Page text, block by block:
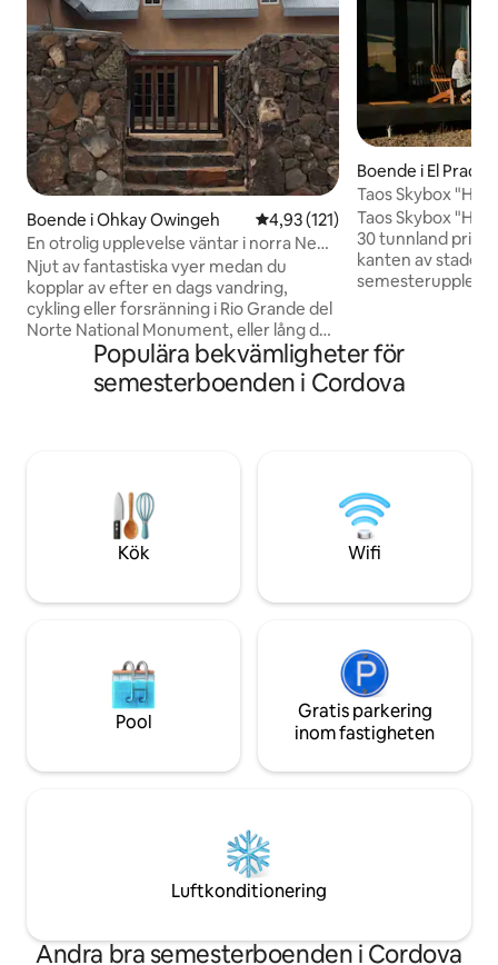
Boende i Ohkay Owingeh 4,93 av 5 i genomsnittligt
4,93 (121)
En otrolig upplevelse väntar i norra New
Mexico
Njut av fantastiska vyer medan du
kopplar av efter en dags vandring,
cykling eller forsränning i Rio Grande del
Norte National Monument, eller lång dag
skidåkning. Du kommer att älska den
minnesvärda upplevelsen från detta
eleganta adobehem. Förbered den salta
att uppskatta. Casa El Guiqueno
erbjuder den norra NM-upplevelse du
letar efter till ett pris som inte spränger
Boende i El Prado
Taos Skybox
Taos Skybox
30 tunnland
kanten av staden
ökenlandskapet.
havet, finns det
eftersom din
utrustat kök,
internet!
Populära bekvämligheter för
semesterboenden i Cordova
Kök Wifi
Pool
Gratis parkering
inom fastigheten
Luftkonditionering
Andra bra semesterboenden i Cordova